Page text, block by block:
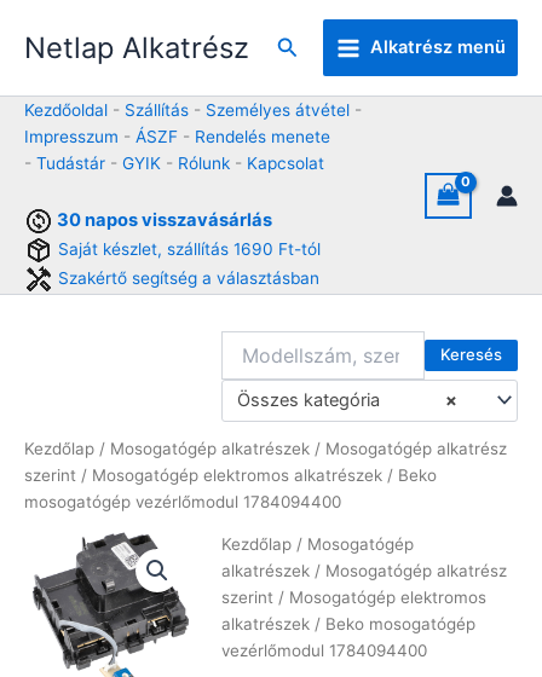
Netlap Alkatrész Keresés Alkatrész menü
Kezdőoldal - Szállítás - Személyes átvétel -
Impresszum - ÁSZF - Rendelés menete
- Tudástár - GYIK - Rólunk - Kapcsolat
30 napos visszavásárlás
Saját készlet, szállítás 1690 Ft-tól
Szakértő segítség a választásban
Keresés
×
Összes kategória
Kezdőlap / Mosogatógép alkatrészek / Mosogatógép alkatrész
szerint / Mosogatógép elektromos alkatrészek / Beko
mosogatógép vezérlőmodul 1784094400
Kezdőlap / Mosogatógép
alkatrészek / Mosogatógép alkatrész
szerint / Mosogatógép elektromos
alkatrészek / Beko mosogatógép
vezérlőmodul 1784094400